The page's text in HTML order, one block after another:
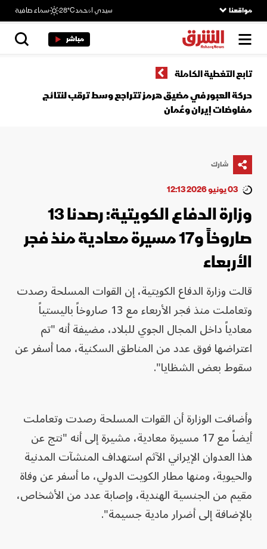
مواقعنا سيدي امحمد28°C سماء صافية
مباشر
تابع التغطية الكاملة
حركة العبور في مضيق هرمز تتراجع وسط ترقب لنتائج
مفاوضات إيران وعُمان
شارك
03 يونيو 2026 12:13
وزارة الدفاع الكويتية: رصدنا 13
صاروخاً و17 مسيرة معادية منذ فجر
الأربعاء
قالت وزارة الدفاع الكويتية، إن القوات المسلحة رصدت
وتعاملت منذ فجر الأربعاء مع 13 صاروخاً باليستياً
معادياً داخل المجال الجوي للبلاد، مضيفة أنه "تم
اعتراضها فوق عدد من المناطق السكنية، مما أسفر عن
سقوط بعض الشظايا".
وأضافت الوزارة أن القوات المسلحة رصدت وتعاملت
أيضاً مع 17 مسيرة معادية، مشيرة إلى أنه "نتج عن
هذا العدوان الإيراني الآثم استهداف المنشآت المدنية
والحيوية، ومنها مطار الكويت الدولي، ما أسفر عن وفاة
مقيم من الجنسية الهندية، وإصابة عدد من الأشخاص،
بالإضافة إلى أضرار مادية جسيمة".